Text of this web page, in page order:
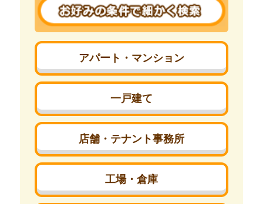
アパート・マンション
一戸建て
店舗・テナント事務所
工場・倉庫